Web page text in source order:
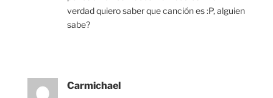
verdad quiero saber que canción es :P, alguien
sabe?
Carmichael